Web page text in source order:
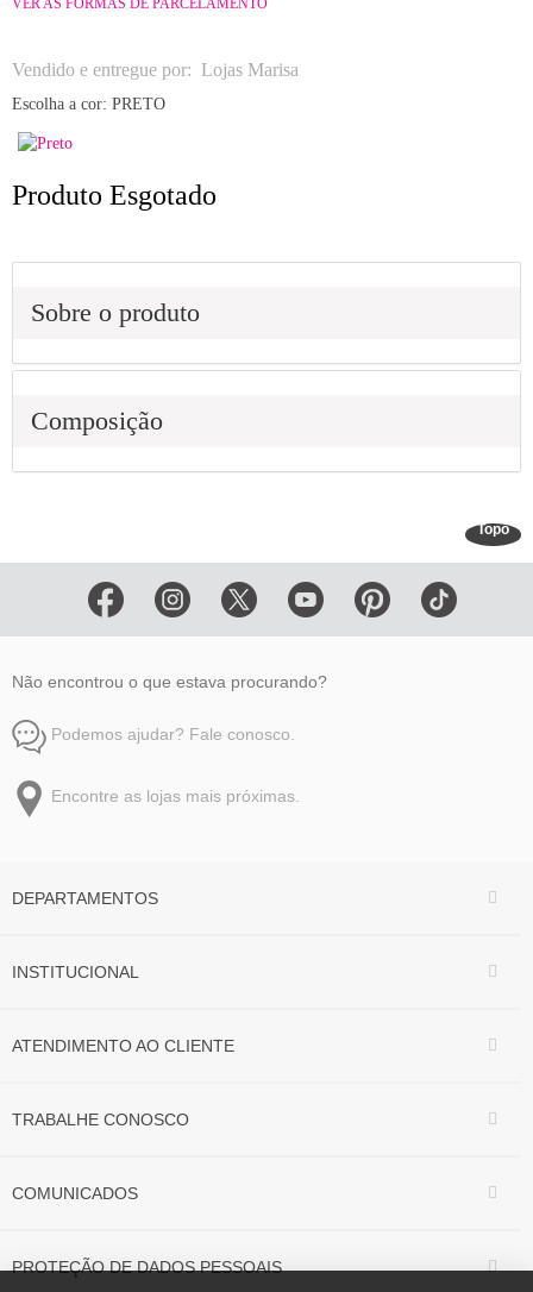
Vendido e entregue por: Lojas Marisa
Escolha a cor: PRETO
Produto Esgotado
Sobre o produto
Composição
Topo
Não encontrou o que estava procurando?
Podemos ajudar? Fale conosco.
Encontre as lojas mais próximas.
DEPARTAMENTOS
INSTITUCIONAL
ATENDIMENTO AO CLIENTE
TRABALHE CONOSCO
COMUNICADOS
PROTEÇÃO DE DADOS PESSOAIS